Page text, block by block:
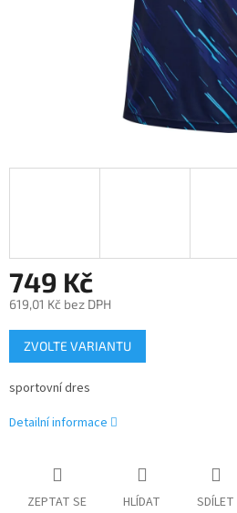
749 Kč
619,01 Kč bez DPH
Měrná
cena:
ZVOLTE VARIANTU
sportovní dres
Detailní informace
ZEPTAT SE HLÍDAT SDÍLET